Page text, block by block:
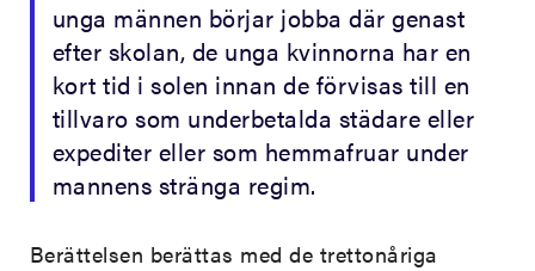
unga männen börjar jobba där genast
efter skolan, de unga kvinnorna har en
kort tid i solen innan de förvisas till en
tillvaro som underbetalda städare eller
expediter eller som hemmafruar under
mannens stränga regim.
Berättelsen berättas med de trettonåriga